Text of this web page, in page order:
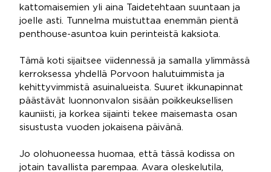
kattomaisemien yli aina Taidetehtaan suuntaan ja
joelle asti. Tunnelma muistuttaa enemmän pientä
penthouse-asuntoa kuin perinteistä kaksiota.
Tämä koti sijaitsee viidennessä ja samalla ylimmässä
kerroksessa yhdellä Porvoon halutuimmista ja
kehittyvimmistä asuinalueista. Suuret ikkunapinnat
päästävät luonnonvalon sisään poikkeuksellisen
kauniisti, ja korkea sijainti tekee maisemasta osan
sisustusta vuoden jokaisena päivänä.
Jo olohuoneessa huomaa, että tässä kodissa on
jotain tavallista parempaa. Avara oleskelutila,